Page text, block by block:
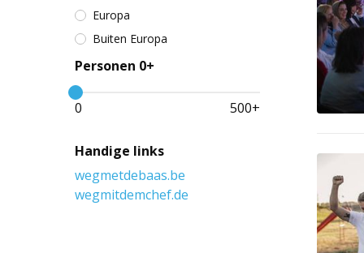
Europa
Buiten Europa
Personen 0+
0 500+
Handige links
wegmetdebaas.be
wegmitdemchef.de